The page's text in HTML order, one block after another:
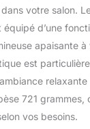
votre salon.
équipé d’une
apaisante
est
relaxante
721 grammes,
vos besoins.